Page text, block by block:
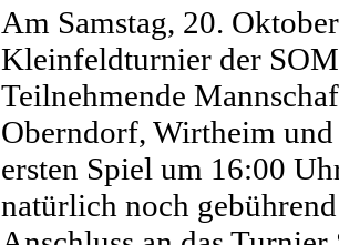
Am Samstag, 20.
Kleinfeldturnier der
Teilnehmende
Oberndorf, Wirtheim
ersten Spiel um 16:00
natürlich noch